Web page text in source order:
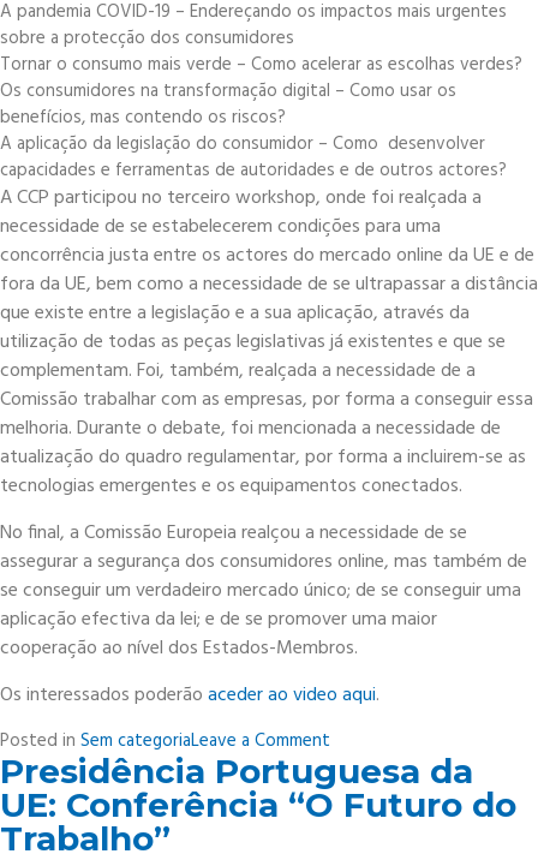
A pandemia COVID-19 – Endereçando os impactos mais urgentes
sobre a protecção dos consumidores
Tornar o consumo mais verde – Como acelerar as escolhas verdes?
Os consumidores na transformação digital – Como usar os
benefícios, mas contendo os riscos?
A aplicação da legislação do consumidor – Como desenvolver
capacidades e ferramentas de autoridades e de outros actores?
A CCP participou no terceiro workshop, onde foi realçada a
necessidade de se estabelecerem condições para uma
concorrência justa entre os actores do mercado online da UE e de
fora da UE, bem como a necessidade de se ultrapassar a distância
que existe entre a legislação e a sua aplicação, através da
utilização de todas as peças legislativas já existentes e que se
complementam. Foi, também, realçada a necessidade de a
Comissão trabalhar com as empresas, por forma a conseguir essa
melhoria. Durante o debate, foi mencionada a necessidade de
atualização do quadro regulamentar, por forma a incluirem-se as
tecnologias emergentes e os equipamentos conectados.
No final, a Comissão Europeia realçou a necessidade de se
assegurar a segurança dos consumidores online, mas também de
se conseguir um verdadeiro mercado único; de se conseguir uma
aplicação efectiva da lei; e de se promover uma maior
cooperação ao nível dos Estados-Membros.
Os interessados poderãoaceder ao video aqui.
Posted in Sem categoriaLeave a Comment
Cimeira
Europeia
do
Presidência Portuguesa da
UE: Conferência “O Futuro do
Trabalho”